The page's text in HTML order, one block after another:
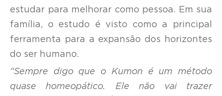
estudar para melhorar como pessoa. Em sua
família, o estudo é visto como a principal
ferramenta para a expansão dos horizontes
do ser humano.
“Sempre digo que o Kumon é um método
quase homeopático. Ele não vai trazer